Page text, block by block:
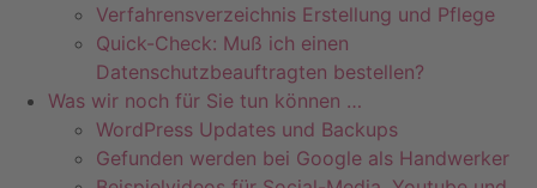
Verfahrensverzeichnis Erstellung und Pflege
Quick-Check: Muß ich einen
Datenschutzbeauftragten bestellen?
Was wir noch für Sie tun können …
WordPress Updates und Backups
Gefunden werden bei Google als Handwerker